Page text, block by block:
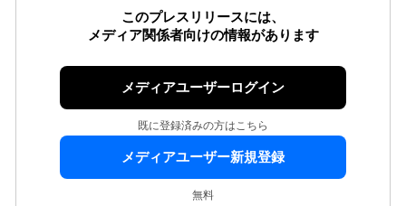
このプレスリリースには、
メディア関係者向けの情報があります
メディアユーザーログイン
既に登録済みの方はこちら
メディアユーザー新規登録
無料